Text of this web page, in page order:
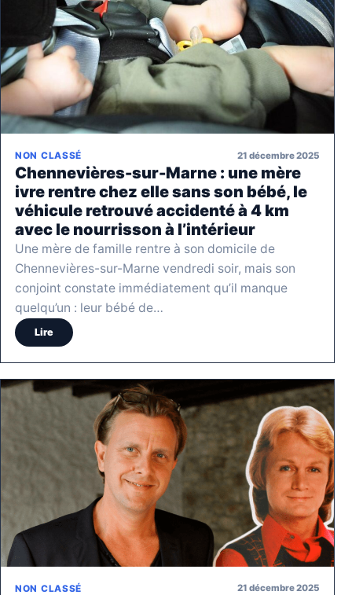
NON CLASSÉ 21 décembre 2025
Chennevières-sur-Marne : une mère
ivre rentre chez elle sans son bébé, le
véhicule retrouvé accidenté à 4 km
avec le nourrisson à l’intérieur
Une mère de famille rentre à son domicile de
Chennevières-sur-Marne vendredi soir, mais son
conjoint constate immédiatement qu’il manque
quelqu’un : leur bébé de…
Lire
NON CLASSÉ 21 décembre 2025